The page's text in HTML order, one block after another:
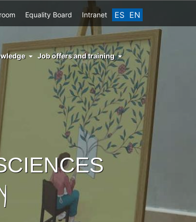
ES EN
Equality Board Intranet
Job offers and training